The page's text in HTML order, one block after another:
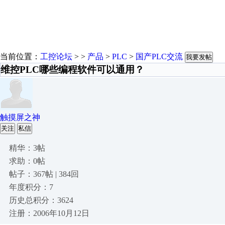
当前位置： 工控论坛 > > 产品 > PLC > 国产PLC交流 我要发帖
维控PLC哪些编程软件可以通用？
触摸屏之神
关注 私信
精华：3帖
求助：0帖
帖子：367帖 | 384回
年度积分：7
历史总积分：3624
注册：2006年10月12日